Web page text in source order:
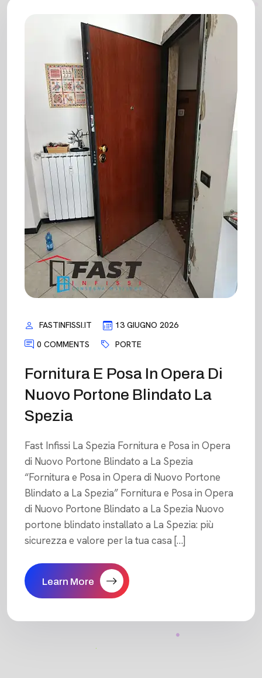
FASTINFISSI.IT
13 GIUGNO 2026
0 COMMENTS
PORTE
Fornitura E Posa In Opera Di
Nuovo Portone Blindato La
Spezia
Fast Infissi La Spezia Fornitura e Posa in Opera
di Nuovo Portone Blindato a La Spezia
“Fornitura e Posa in Opera di Nuovo Portone
Blindato a La Spezia” Fornitura e Posa in Opera
di Nuovo Portone Blindato a La Spezia Nuovo
portone blindato installato a La Spezia: più
sicurezza e valore per la tua casa […]
Learn More